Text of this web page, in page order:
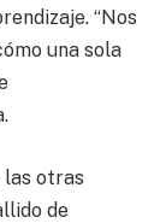
“Nos
una sola
las otras
de